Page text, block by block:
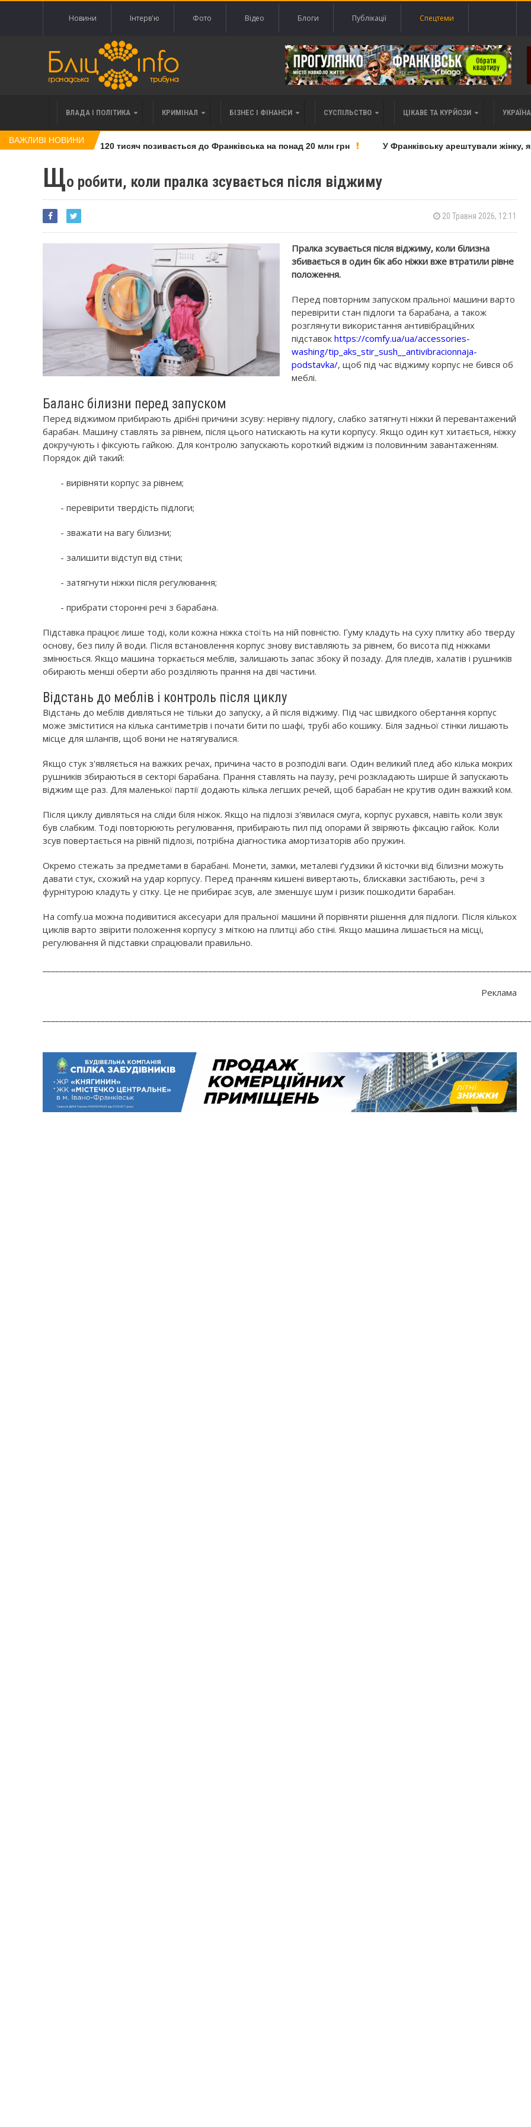
Новини Інтерв'ю Фото Відео Блоги Публікації Спецтеми
ВЛАДА І ПОЛІТИКА КРИМІНАЛ БІЗНЕС І ФІНАНСИ СУСПІЛЬСТВО ЦІКАВЕ ТА КУРЙОЗИ
ВАЖЛИВІ НОВИНИ
права вимоги за 120 тисяч позивається до Франківська на понад 20 млн грн У Франківську арештували жінку,
Що робити, коли пралка зсувається після віджиму
20 Травня 2026, 12:11
Пралка зсувається після віджиму, коли білизна
збивається в один бік або ніжки вже втратили рівне
положення.
Перед повторним запуском пральної машини варто
перевірити стан підлоги та барабана, а також
розглянути використання антивібраційних
підставок https://comfy.ua/ua/accessories-
washing/tip_aks_stir_sush__antivibracionnaja-
podstavka/, щоб під час віджиму корпус не бився об
меблі.
Баланс білизни перед запуском
Перед віджимом прибирають дрібні причини зсуву: нерівну підлогу, слабко затягнуті ніжки й перевантажений
барабан. Машину ставлять за рівнем, після цього натискають на кути корпусу. Якщо один кут хитається, ніжку
докручують і фіксують гайкою. Для контролю запускають короткий віджим із половинним завантаженням.
Порядок дій такий:
- вирівняти корпус за рівнем;
- перевірити твердість підлоги;
- зважати на вагу білизни;
- залишити відступ від стіни;
- затягнути ніжки після регулювання;
- прибрати сторонні речі з барабана.
Підставка працює лише тоді, коли кожна ніжка стоїть на ній повністю. Гуму кладуть на суху плитку або тверду
основу, без пилу й води. Після встановлення корпус знову виставляють за рівнем, бо висота під ніжками
змінюється. Якщо машина торкається меблів, залишають запас збоку й позаду. Для пледів, халатів і рушників
обирають менші оберти або розділяють прання на дві частини.
Відстань до меблів і контроль після циклу
Відстань до меблів дивляться не тільки до запуску, а й після віджиму. Під час швидкого обертання корпус
може зміститися на кілька сантиметрів і почати бити по шафі, трубі або кошику. Біля задньої стінки лишають
місце для шлангів, щоб вони не натягувалися.
Якщо стук з'являється на важких речах, причина часто в розподілі ваги. Один великий плед або кілька мокрих
рушників збираються в секторі барабана. Прання ставлять на паузу, речі розкладають ширше й запускають
віджим ще раз. Для маленької партії додають кілька легших речей, щоб барабан не крутив один важкий ком.
Після циклу дивляться на сліди біля ніжок. Якщо на підлозі з'явилася смуга, корпус рухався, навіть коли звук
був слабким. Тоді повторюють регулювання, прибирають пил під опорами й звіряють фіксацію гайок. Коли
зсув повертається на рівній підлозі, потрібна діагностика амортизаторів або пружин.
Окремо стежать за предметами в барабані. Монети, замки, металеві ґудзики й кісточки від білизни можуть
давати стук, схожий на удар корпусу. Перед пранням кишені вивертають, блискавки застібають, речі з
фурнітурою кладуть у сітку. Це не прибирає зсув, але зменшує шум і ризик пошкодити барабан.
На comfy.ua можна подивитися аксесуари для пральної машини й порівняти рішення для підлоги. Після кількох
циклів варто звірити положення корпусу з міткою на плитці або стіні. Якщо машина лишається на місці,
регулювання й підставки спрацювали правильно.
Реклама